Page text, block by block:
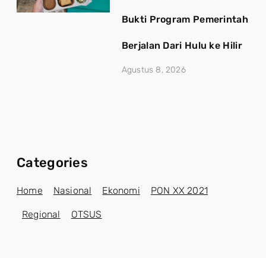
Bukti Program Pemerintah
Berjalan Dari Hulu ke Hilir
Agustus 8, 2026
Categories
Home Nasional Ekonomi PON XX 2021
Regional OTSUS